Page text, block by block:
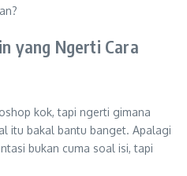
yang Ngerti Cara
kok, tapi ngerti gimana
itu bakal bantu banget. Apalagi
bukan cuma soal isi, tapi